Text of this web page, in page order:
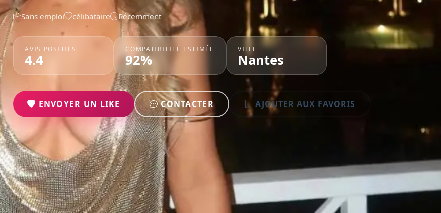
Sans emploi célibataire Récemment
AVIS POSITIFS
4.4
COMPATIBILITÉ ESTIMÉE
92%
VILLE
Nantes
ENVOYER UN LIKE CONTACTER AJOUTER AUX FAVORIS